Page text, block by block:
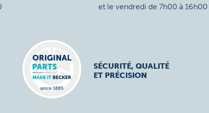
et le vendredi de 7h00 à 16h00
SÉCURITÉ, QUALITÉ
ET PRÉCISION